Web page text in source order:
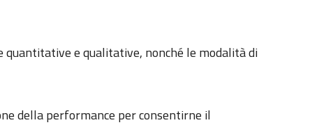
quantitative e qualitative, nonché le modalità di
della performance per consentirne il